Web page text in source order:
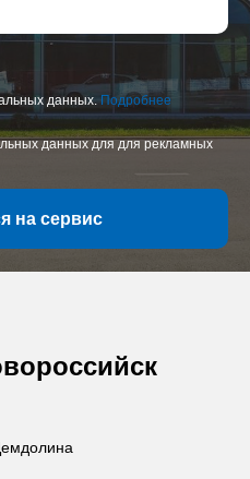
данных.Подробнее
данных для для рекламных
на сервис